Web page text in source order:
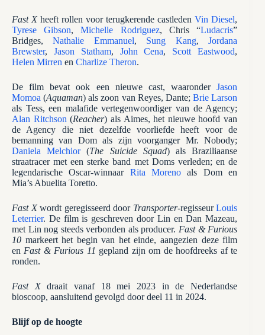
Fast Xheeft rollen voor terugkerende castledenVin Diesel,
Tyrese Gibson,Michelle Rodriguez, Chris “Ludacris”
Bridges,Nathalie Emmanuel, Sung Kang,Jordana
Brewster, Jason Statham, John Cena, Scott Eastwood,
Helen Mirren en Charlize Theron.
De film bevat ook een nieuwe cast, waaronderJason
Momoa (Aquaman) als zoon van Reyes, Dante; Brie Larson
als Tess, een malafide vertegenwoordiger van de Agency;
Alan Ritchson (Reacher) als Aimes, het nieuwe hoofd van
de Agency die niet dezelfde voorliefde heeft voor de
bemanning van Dom als zijn voorganger Mr. Nobody;
Daniela Melchior(The Suicide Squad) als Braziliaanse
straatracer met een sterke band met Doms verleden; en de
legendarische Oscar-winnaar Rita Moreno als Dom en
Mia’s Abuelita Toretto.
Fast Xwordt geregisseerd door Transporter-regisseurLouis
Leterrier. De film is geschreven door Lin en Dan Mazeau,
met Lin nog steeds verbonden als producer. Fast & Furious
10 markeert het begin van het einde, aangezien deze film
en Fast & Furious 11 gepland zijn om de hoofdreeks af te
ronden.
Fast Xdraait vanaf 18 mei 2023 in de Nederlandse
bioscoop, aansluitend gevolgd door deel 11 in 2024.
Blijf op de hoogte